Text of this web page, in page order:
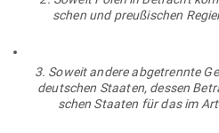
schen und preu­ßi­schen
3. Soweit andere abge­trennte
deut­schen Staaten, dessen
schen Staaten für das im